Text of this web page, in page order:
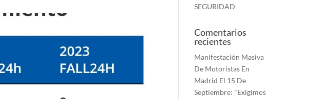
SEGURIDAD
Comentarios
recientes
Manifestación Masiva
De Motoristas En
Madrid El 15 De
Septiembre: "Exigimos